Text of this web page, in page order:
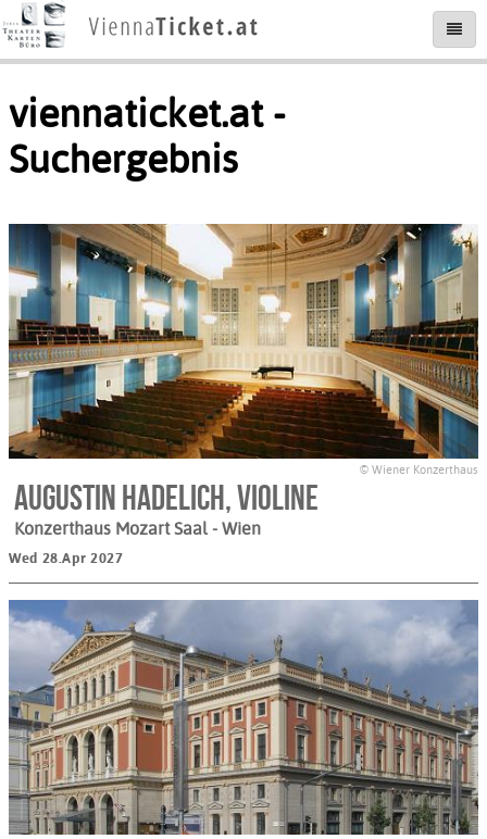
viennaticket.at -
Suchergebnis
© Wiener Konzerthaus
Augustin Hadelich, Violine
Konzerthaus Mozart Saal - Wien
Wed 28.Apr 2027